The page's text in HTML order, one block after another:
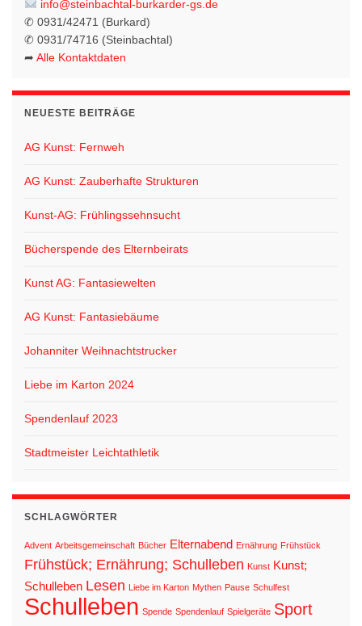
info@steinbachtal-burkarder-gs.de
✆ 0931/42471 (Burkard)
✆ 0931/74716 (Steinbachtal)
➦ Alle Kontaktdaten
NEUESTE BEITRÄGE
AG Kunst: Fernweh
AG Kunst: Zauberhafte Strukturen
Kunst-AG: Frühlingssehnsucht
Bücherspende des Elternbeirats
Kunst AG: Fantasiewelten
AG Kunst: Fantasiebäume
Johanniter Weihnachtstrucker
Liebe im Karton 2024
Spendenlauf 2023
Stadtmeister Leichtathletik
SCHLAGWÖRTER
Advent Arbeitsgemeinschaft Bücher Elternabend Ernährung Frühstück
Frühstück; Ernährung; Schulleben Kunst Kunst;
Schulleben Lesen Liebe im Karton Mythen Pause Schulfest
Schulleben Spende Spendenlauf Spielgeräte Sport